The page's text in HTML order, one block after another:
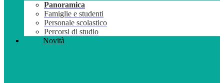
Panoramica
Famiglie e studenti
Personale scolastico
Percorsi di studio
Novità